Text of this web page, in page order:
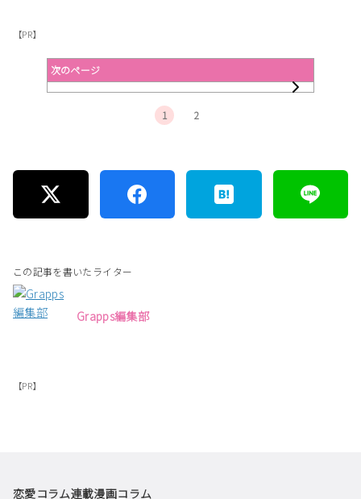
【PR】
次のページ
1 2
この記事を書いたライター
Grapps編集部
【PR】
恋愛コラム連載漫画コラム